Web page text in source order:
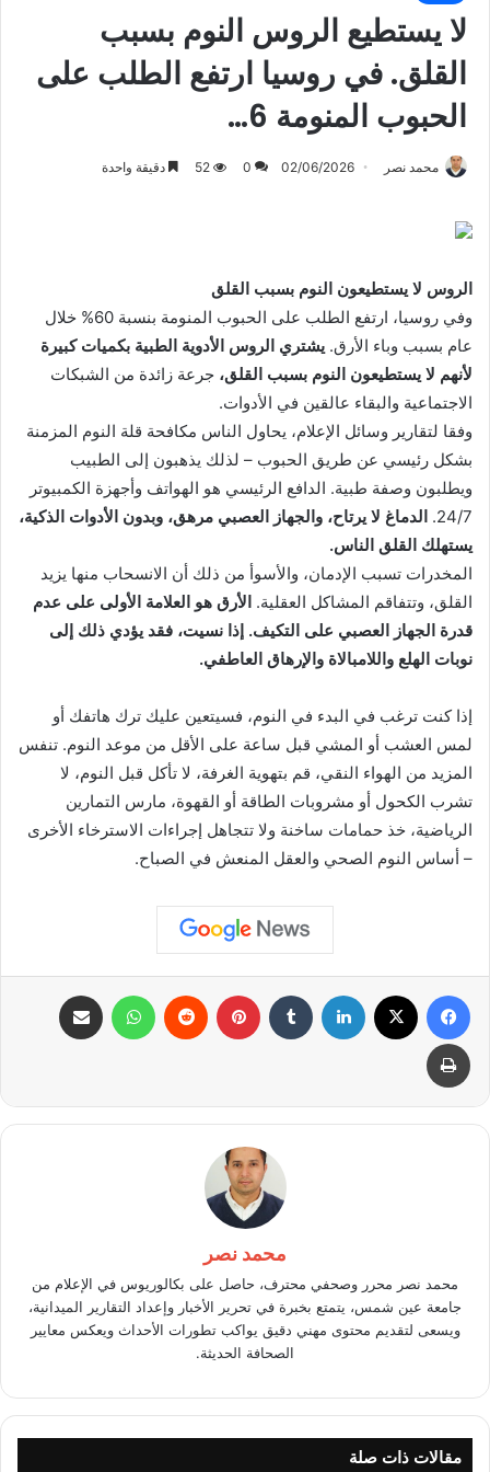
لا يستطيع الروس النوم بسبب
القلق. في روسيا ارتفع الطلب على
الحبوب المنومة 6…
محمد نصر 02/06/2026
0
52 دقيقة واحدة
الروس لا يستطيعون النوم بسبب القلق
وفي روسيا، ارتفع الطلب على الحبوب المنومة بنسبة 60% خلال
عام بسبب وباء الأرق. يشتري الروس الأدوية الطبية بكميات كبيرة
لأنهم لا يستطيعون النوم بسبب القلق، جرعة زائدة من الشبكات
الاجتماعية والبقاء عالقين في الأدوات.
وفقا لتقارير وسائل الإعلام، يحاول الناس مكافحة قلة النوم المزمنة
بشكل رئيسي عن طريق الحبوب – لذلك يذهبون إلى الطبيب
ويطلبون وصفة طبية. الدافع الرئيسي هو الهواتف وأجهزة الكمبيوتر
24/7.
الدماغ لا يرتاح، والجهاز العصبي مرهق، وبدون الأدوات الذكية،
يستهلك القلق الناس.
المخدرات تسبب الإدمان، والأسوأ من ذلك أن الانسحاب منها يزيد
القلق، وتتفاقم المشاكل العقلية. الأرق هو العلامة الأولى على عدم
قدرة الجهاز العصبي على التكيف. إذا نسيت، فقد يؤدي ذلك إلى
نوبات الهلع واللامبالاة والإرهاق العاطفي.
إذا كنت ترغب في البدء في النوم، فسيتعين عليك ترك هاتفك أو
لمس العشب أو المشي قبل ساعة على الأقل من موعد النوم. تنفس
المزيد من الهواء النقي، قم بتهوية الغرفة، لا تأكل قبل النوم، لا
تشرب الكحول أو مشروبات الطاقة أو القهوة، مارس التمارين
الرياضية، خذ حمامات ساخنة ولا تتجاهل إجراءات الاسترخاء الأخرى
– أساس النوم الصحي والعقل المنعش في الصباح.
فيسبوك لينكدإن بينتيريست واتساب
طباعة
محمد نصر
محمد نصر محرر وصحفي محترف، حاصل على بكالوريوس في الإعلام من
جامعة عين شمس، يتمتع بخبرة في تحرير الأخبار وإعداد التقارير الميدانية،
ويسعى لتقديم محتوى مهني دقيق يواكب تطورات الأحداث ويعكس معايير
الصحافة الحديثة.
مقالات ذات صلة